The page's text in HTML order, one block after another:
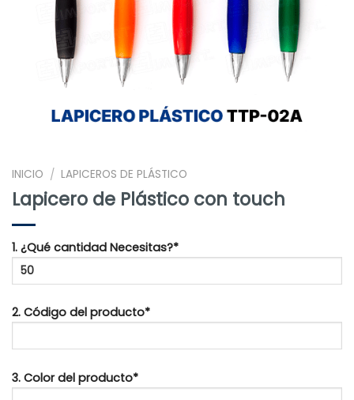
INICIO / LAPICEROS DE PLÁSTICO
Lapicero de Plástico con touch
1. ¿Qué cantidad Necesitas?*
2. Código del producto*
3. Color del producto*